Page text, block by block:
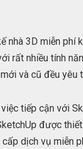
nhà 3D miễn
rất nhiều tính
và cũ đều yêu
tiếp cận với
được
dịch vụ miễn